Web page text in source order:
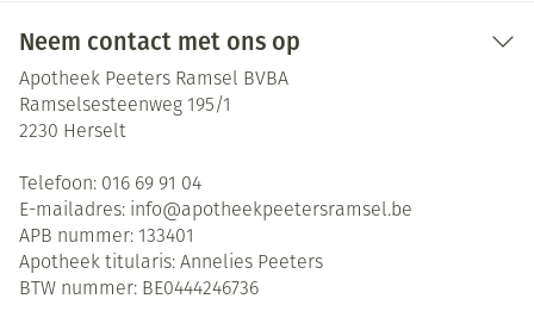
Neem contact met ons op
Apotheek Peeters Ramsel BVBA
Ramselsesteenweg 195/1
2230 Herselt
Telefoon: 016 69 91 04
E-mailadres: info@apotheekpeetersramsel.be
APB nummer: 133401
Apotheek titularis: Annelies Peeters
BTW nummer: BE0444246736